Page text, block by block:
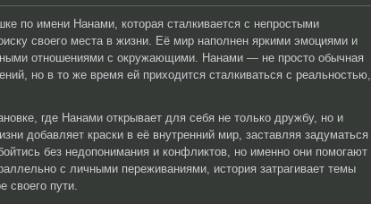
по имени Нанами, которая сталкивается с непростыми
своего места в жизни. Её мир наполнен яркими эмоциями и
отношениями с окружающими. Нанами — не просто обычная
но в то же время ей приходится сталкиваться с реальностью,
где Нанами открывает для себя не только дружбу, но и
добавляет краски в её внутренний мир, заставляя задуматься
без недопонимания и конфликтов, но именно они помогают
с личными переживаниями, история затрагивает темы
своего пути.